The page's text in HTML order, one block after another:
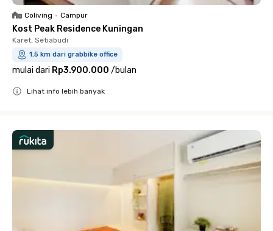
Coliving • Campur
Kost Peak Residence Kuningan
Karet, Setiabudi
1.5 km dari grabbike office
mulai dari Rp3.900.000 /bulan
Lihat info lebih banyak